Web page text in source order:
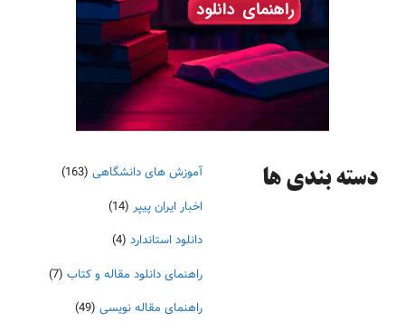
دسته‌ بندی ها آموزش های دانشگاهی (163)
اخبار ایران پیپر (14)
دانلود استاندارد (4)
راهنمای دانلود مقاله و کتاب (7)
راهنمای مقاله نویسی (49)